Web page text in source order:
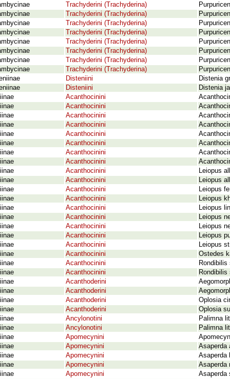
Trachyderini (Trachyderina)
Trachyderini (Trachyderina)
Trachyderini (Trachyderina)
Trachyderini (Trachyderina)
Trachyderini (Trachyderina)
Trachyderini (Trachyderina)
Trachyderini (Trachyderina)
Trachyderini (Trachyderina)
Disteniini
Distenia
Disteniini
Distenia
Acanthocinini
Acanthocinini
Acanthocinini
Acanthocinini
Acanthocinini
Acanthocinini
Acanthocinini
Acanthocinini
Acanthocinini
Leiopus
Acanthocinini
Leiopus
Acanthocinini
Leiopus
Acanthocinini
Leiopus
Acanthocinini
Leiopus
Acanthocinini
Leiopus
Acanthocinini
Leiopus
Acanthocinini
Leiopus
Acanthocinini
Leiopus
Acanthocinini
Ostedes
Acanthocinini
Rondibilis
Acanthocinini
Rondibilis
Acanthoderini
Acanthoderini
Acanthoderini
Oplosia
Acanthoderini
Oplosia
Ancylonotini
Palimna
Ancylonotini
Palimna
Apomecynini
Apomecynini
Asaperda
Apomecynini
Asaperda
Apomecynini
Asaperda
Apomecynini
Asaperda